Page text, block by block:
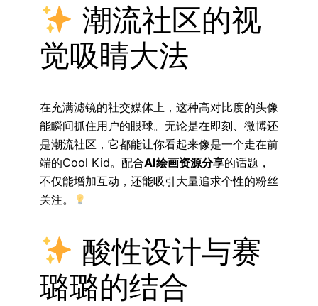
潮流社区的视
觉吸睛大法
在充满滤镜的社交媒体上，这种高对比度的头像
能瞬间抓住用户的眼球。无论是在即刻、微博还
是潮流社区，它都能让你看起来像是一个走在前
端的Cool Kid。配合AI绘画资源分享的话题，
不仅能增加互动，还能吸引大量追求个性的粉丝
关注。
酸性设计与赛
璐璐的结合